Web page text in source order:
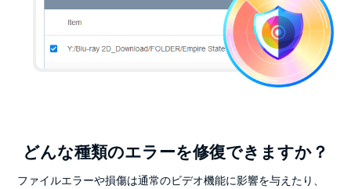
どんな種類のエラーを修復できますか？
ファイルエラーや損傷は通常のビデオ機能に影響を与えたり、